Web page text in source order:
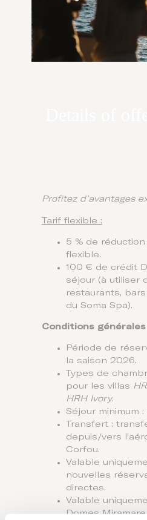
Profitez d’avantages
Tarif flexible :
5 % de
flexible.
100 € de crédit
séjour (à utiliser
restaurants,
du Soma Spa).
Conditions générales
Période de
la saison 2026.
Types de
pour les villas
HRH Ivory.
Séjour minimum :
Transfert :
depuis/vers
Corfou.
Valable
nouvelles
directes.
Valable
Domes Miramare.